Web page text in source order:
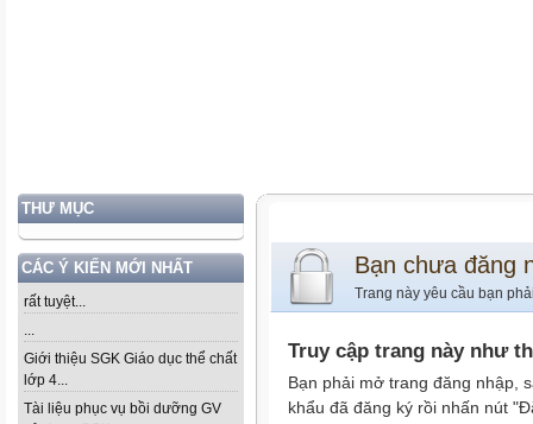
THƯ MỤC
CÁC Ý KIẾN MỚI NHẤT
rất tuyệt...
...
Giới thiệu SGK Giáo dục thể chất
lớp 4...
Tài liệu phục vụ bồi dưỡng GV
Bạn chưa đăng
Trang này yêu cầu bạn
Truy cập trang này như
Bạn phải mở trang đăng nhập,
khẩu đã đăng ký rồi nhấn nút